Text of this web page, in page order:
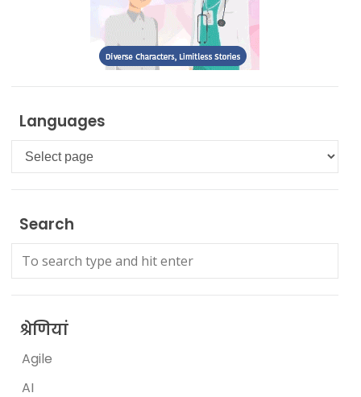
Languages
Languages
Search
श्रेणियां
Agile
AI